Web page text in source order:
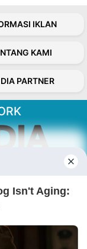
IKLAN
KAMI
PARTNER
aktual dan